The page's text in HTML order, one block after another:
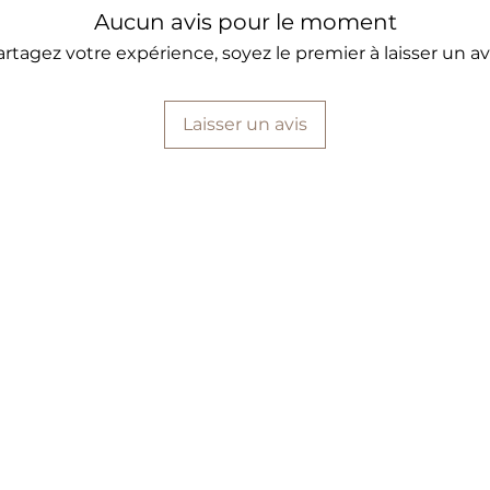
Aucun avis pour le moment
votre expérience, soyez le premier à laisser un
Laisser un avis